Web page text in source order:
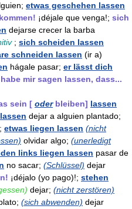
etwas geschehen lassen
¡déjale que venga!; sich
dejarse crecer la barba
; sich scheiden lassen
schneiden lassen (ir a)
hágale pasar; er lässt dich
mir sagen lassen, dass...
sein [ oderbleiben] lassen
dejar a alguien plantado;
etwas liegen lassen (nicht
olvidar algo; (unerledigt
links liegen lassen pasar de
no sacar; (Schlüssel) dejar
¡déjalo (yo pago)!; stehen
dejar; (nicht zerstören)
(sich abwenden) dejar